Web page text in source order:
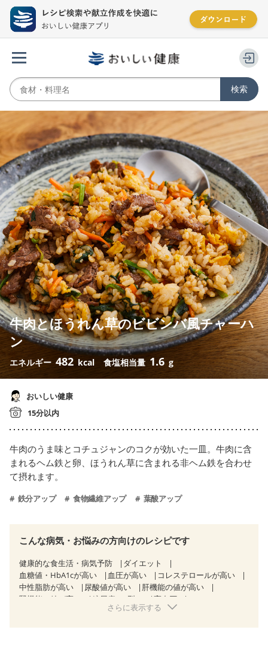
牛肉とほうれん草のビビンバ風チャーハ
ン
エネルギー482 kcal 食塩相当量 1.6 g
おいしい健康
15分以内
牛肉のうま味とコチュジャンのコクが効いた一皿。牛肉に含
まれるヘム鉄と卵、ほうれん草に含まれる非ヘム鉄を合わせ
て摂れます。
鉄分アップ 食物繊維アップ 葉酸アップ
こんな病気・お悩みの方向けのレシピです
健康的な食生活・病気予防
ダイエット
血糖値・HbA1cが高い
血圧が高い
コレステロールが高い
中性脂肪が高い
尿酸値が高い
肝機能の値が高い
腎機能の値が高い
糖尿病（2型）
高血圧
非アルコール性脂肪肝
さらに表示する